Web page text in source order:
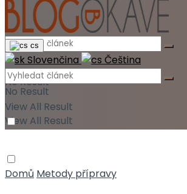
No Result
View All Result
cs
Slovenčina Čeština
No Result
View All Result
Domů Metody přípravy